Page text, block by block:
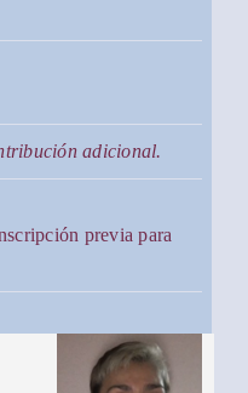
adicional.
previa para